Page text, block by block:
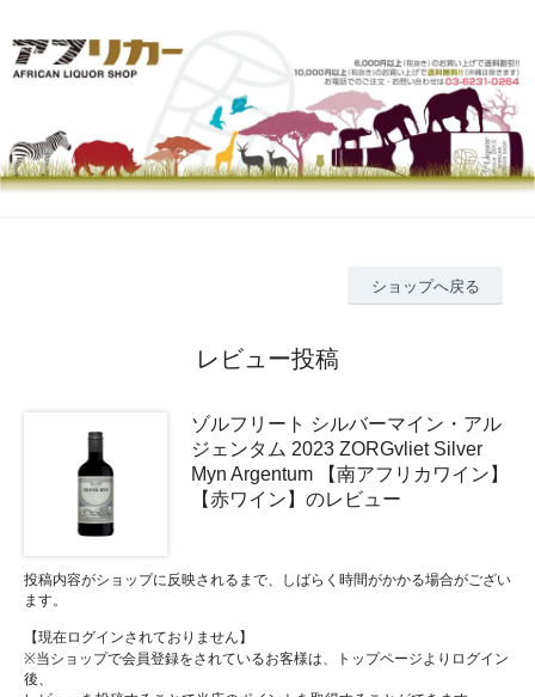
ショップへ戻る
レビュー投稿
ゾルフリート シルバーマイン・アル
ジェンタム 2023 ZORGvliet Silver
Myn Argentum 【南アフリカワイン】
【赤ワイン】のレビュー
投稿内容がショップに反映されるまで、しばらく時間がかかる場合がござい
ます。
【現在ログインされておりません】
※当ショップで会員登録をされているお客様は、トップページよりログイン
後、